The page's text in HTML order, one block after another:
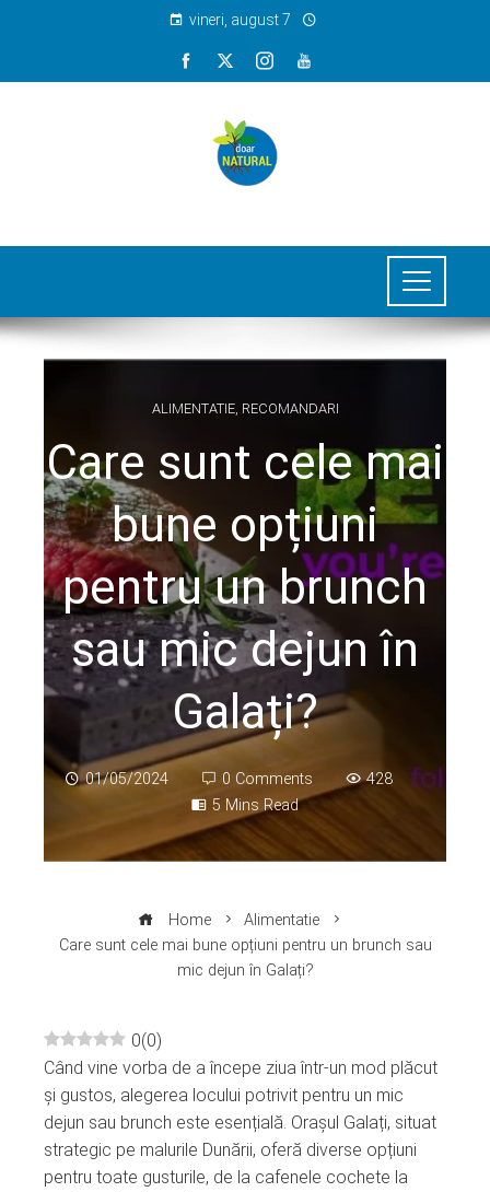
vineri, august 7
ALIMENTATIE, RECOMANDARI
Care sunt cele mai
bune opțiuni
pentru un brunch
sau mic dejun în
Galați?
01/05/2024 0 Comments
428
5 Mins Read
Home
Alimentatie
Care sunt cele mai bune opțiuni pentru un brunch sau
mic dejun în Galați?
0(0)
Când vine vorba de a începe ziua într-un mod plăcut
și gustos, alegerea locului potrivit pentru un mic
dejun sau brunch este esențială. Orașul Galați, situat
strategic pe malurile Dunării, oferă diverse opțiuni
pentru toate gusturile, de la cafenele cochete la